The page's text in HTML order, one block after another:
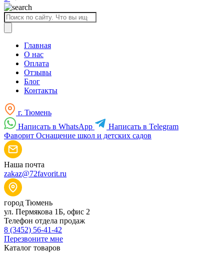
Поиск
товаров
Главная
О нас
Оплата
Отзывы
Блог
Контакты
г. Тюмень
Написать в WhatsApp
Написать в Telegram
Фаворит Оснащение школ и детских садов
Наша почта
zakaz@72favorit.ru
город Тюмень
ул. Пермякова 1Б, офис 2
Телефон отдела продаж
8 (3452) 56-41-42
Перезвоните мне
Каталог товаров